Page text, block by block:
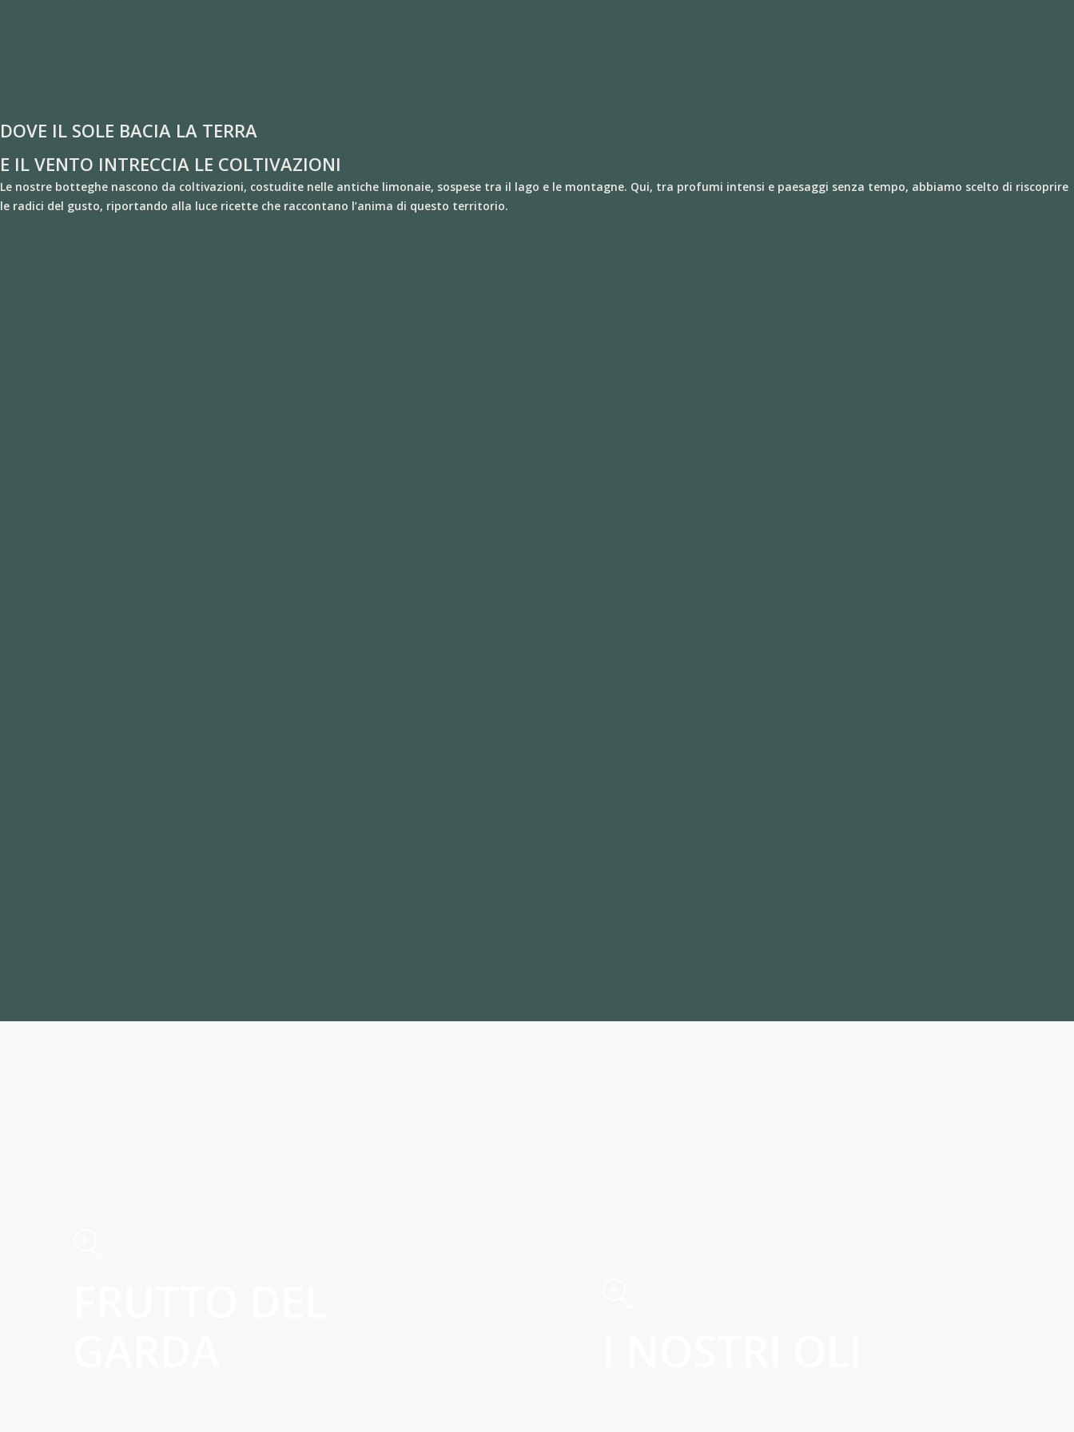
DOVE IL SOLE BACIA LA TERRA
E IL VENTO INTRECCIA LE COLTIVAZIONI
Le nostre botteghe nascono da coltivazioni, costudite nelle antiche limonaie, sospese tra il lago e le montagne. Qui, tra profumi intensi e paesaggi senza tempo, abbiamo scelto di riscoprire
le radici del gusto, riportando alla luce ricette che raccontano l’anima di questo territorio.